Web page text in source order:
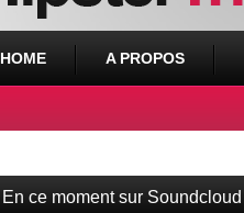
HOME A PROPOS
En ce moment sur Soundcloud